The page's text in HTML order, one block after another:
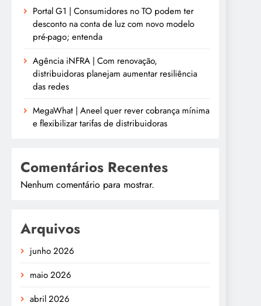
Portal G1 | Consumidores no TO podem ter
desconto na conta de luz com novo modelo
pré-pago; entenda
Agência iNFRA | Com renovação,
distribuidoras planejam aumentar resiliência
das redes
MegaWhat | Aneel quer rever cobrança mínima
e flexibilizar tarifas de distribuidoras
Comentários Recentes
Nenhum comentário para mostrar.
Arquivos
junho 2026
maio 2026
abril 2026